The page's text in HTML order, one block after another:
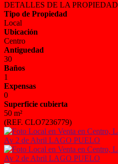
DETALLES DE LA PROPIEDAD
Tipo de Propiedad
Local
Ubicación
Centro
Antiguedad
30
Baños
1
Expensas
0
Superficie cubierta
50 m²
(REF. CLO7236779)